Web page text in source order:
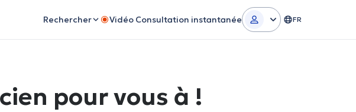
Rechercher Vidéo Consultation instantanée FR
pour vous à !